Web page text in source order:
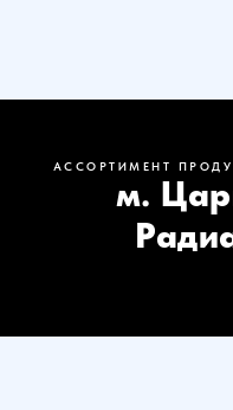
АССОРТИМЕНТ
м.